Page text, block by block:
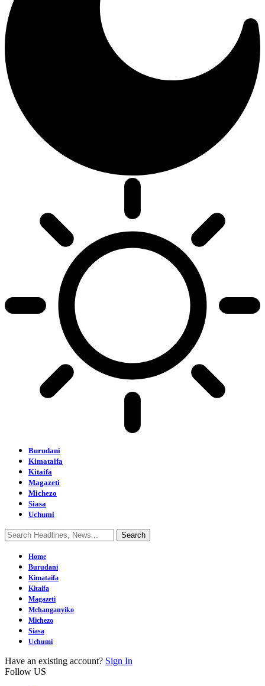
Burudani
Kimataifa
Kitaifa
Magazeti
Michezo
Siasa
Uchumi
Home
Burudani
Kimataifa
Kitaifa
Magazeti
Mchanganyiko
Michezo
Siasa
Uchumi
Have an existing account? Sign In
Follow US